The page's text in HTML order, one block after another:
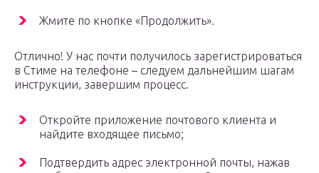
Жмите по кнопке «Продолжить».
Отлично! У нас почти получилось зарегистрироваться
в Стиме на телефоне – следуем дальнейшим шагам
инструкции, завершим процесс.
Откройте приложение почтового клиента и
найдите входящее письмо;
Подтвердить адрес электронной почты, нажав